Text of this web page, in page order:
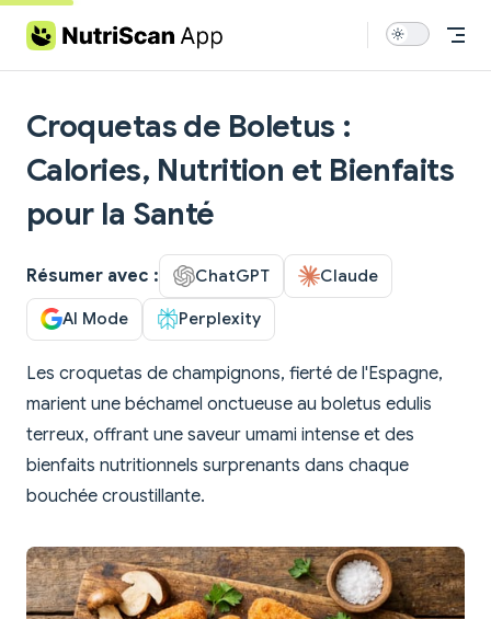
Skip to content
Croquetas de Boletus :
Calories, Nutrition et Bienfaits
pour la Santé
Résumer avec : ChatGPT Claude
AI Mode Perplexity
Les croquetas de champignons, fierté de l'Espagne,
marient une béchamel onctueuse au boletus edulis
terreux, offrant une saveur umami intense et des
bienfaits nutritionnels surprenants dans chaque
bouchée croustillante.